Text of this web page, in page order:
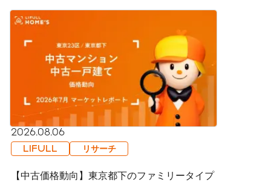
2026.08.06
LIFULL リサーチ
【中古価格動向】東京都下のファミリータイプ